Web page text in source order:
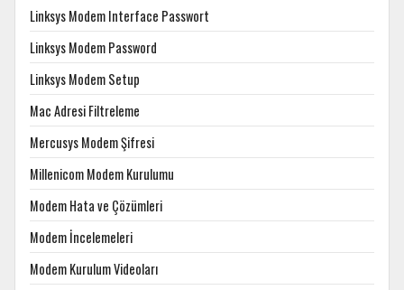
Linksys Modem Interface Passwort
Linksys Modem Password
Linksys Modem Setup
Mac Adresi Filtreleme
Mercusys Modem Şifresi
Millenicom Modem Kurulumu
Modem Hata ve Çözümleri
Modem İncelemeleri
Modem Kurulum Videoları